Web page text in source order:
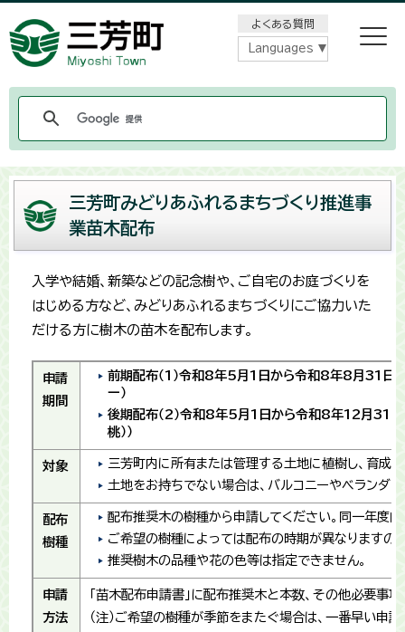
よくある質問
Languages
三芳町みどりあふれるまちづくり推進事
業苗木配布
入学や結婚、新築などの記念樹や、ご自宅のお庭づくりを
はじめる方など、みどりあふれるまちづくりにご協力いた
だける方に樹木の苗木を配布します。
申請
期間
前期配布（1）令和8年5月1日から令和8年8月31日（
ー）
後期配布（2）令和8年5月1日から令和8年12月31日（
桃））
対象
三芳町内に所有または管理する土地に植樹し、育成
土地をお持ちでない場合は、バルコニーやベランダ
配布
樹種
配布推奨木の樹種から申請してください。同一年度
ご希望の樹種によっては配布の時期が異なりますの
推奨樹木の品種や花の色等は指定できません。
申請
方法
「苗木配布申請書」に配布推奨木と本数、その他必要事項
（注）ご希望の樹種が季節をまたぐ場合は、一番早い申